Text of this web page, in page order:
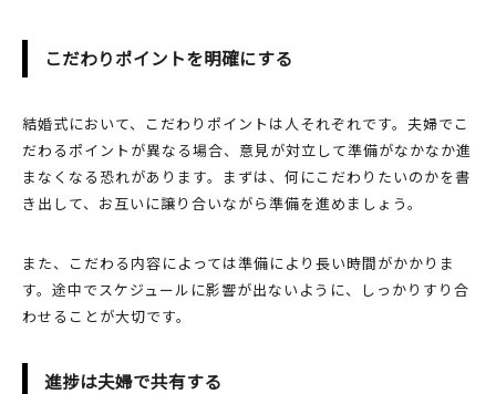
こだわりポイントを明確にする
結婚式において、こだわりポイントは人それぞれです。夫婦でこ
だわるポイントが異なる場合、意見が対立して準備がなかなか進
まなくなる恐れがあります。まずは、何にこだわりたいのかを書
き出して、お互いに譲り合いながら準備を進めましょう。
また、こだわる内容によっては準備により長い時間がかかりま
す。途中でスケジュールに影響が出ないように、しっかりすり合
わせることが大切です。
進捗は夫婦で共有する